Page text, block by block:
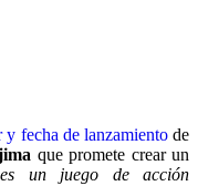
fecha de lanzamientode
que promete crear un
un juego de acción